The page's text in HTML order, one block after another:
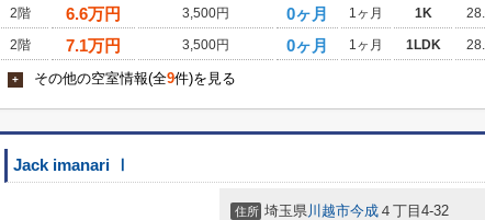
2階
6.6万円 3,500円 0ヶ月 1ヶ月 1K
2階
7.1万円 3,500円 0ヶ月 1ヶ月 1LDK
+ その他の空室情報(全9件)を見る
Jack imanari Ⅰ
住所 埼玉県川越市今成 ４丁目4-32